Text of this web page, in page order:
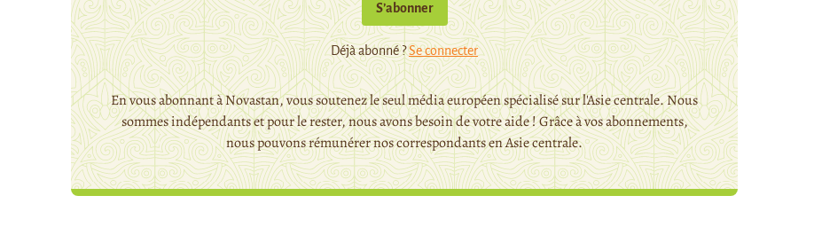
S’abonner
Déjà abonné ?Se connecter
En vous abonnant à Novastan, vous soutenez le seul média européen spécialisé sur l'Asie centrale. Nous
sommes indépendants et pour le rester, nous avons besoin de votre aide ! Grâce à vos abonnements,
nous pouvons rémunérer nos correspondants en Asie centrale.